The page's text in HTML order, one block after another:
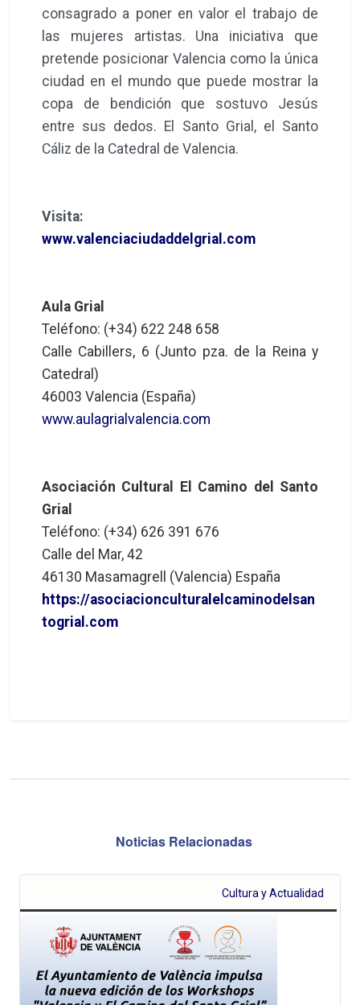
consagrado a poner en valor el trabajo de
las mujeres artistas. Una iniciativa que
pretende posicionar Valencia como la única
ciudad en el mundo que puede mostrar la
copa de bendición que sostuvo Jesús
entre sus dedos. El Santo Grial, el Santo
Cáliz de la Catedral de Valencia.
Visita:
www.valenciaciudaddelgrial.com
Aula Grial
Teléfono: (+34) 622 248 658
Calle Cabillers, 6 (Junto pza. de la Reina y
Catedral)
46003 Valencia (España)
www.aulagrialvalencia.com
Asociación Cultural El Camino del Santo
Grial
Teléfono: (+34) 626 391 676
Calle del Mar, 42
46130 Masamagrell (Valencia) España
https://asociacionculturalelcaminodelsan
togrial.com
Noticias Relacionadas
Cultura y Actualidad